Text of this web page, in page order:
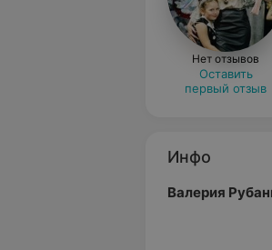
Нет отзывов
Оставить
первый отзыв
Инфо
Валерия